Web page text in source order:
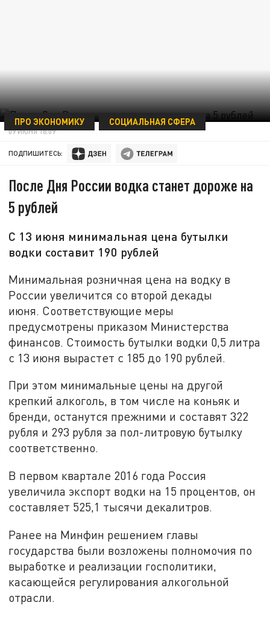
ПРО ЭКОНОМИКУ СОЦИАЛЬНАЯ СФЕРА
09 ИЮНЯ 18:09
ПОДПИШИТЕСЬ:
После Дня России водка станет дороже на
5 рублей
С 13 июня минимальная цена бутылки
водки составит 190 рублей
Минимальная розничная цена на водку в
России увеличится со второй декады
июня. Соответствующие меры
предусмотрены приказом Министерства
финансов. Стоимость бутылки водки 0,5 литра
с 13 июня вырастет с 185 до 190 рублей.
При этом минимальные цены на другой
крепкий алкоголь, в том числе на коньяк и
бренди, останутся прежними и составят 322
рубля и 293 рубля за пол-литровую бутылку
соответственно.
В первом квартале 2016 года Россия
увеличила экспорт водки на 15 процентов, он
составляет 525,1 тысячи декалитров.
Ранее на Минфин решением главы
государства были возложены полномочия по
выработке и реализации госполитики,
касающейся регулирования алкогольной
отрасли.